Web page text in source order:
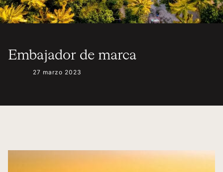
Embajador de marca
27 marzo 2023